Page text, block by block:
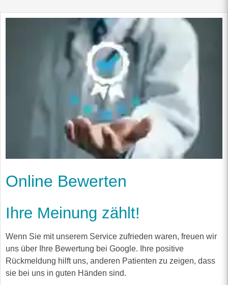
Online Bewerten
Ihre Meinung zählt!
Wenn Sie mit unserem Service zufrieden waren, freuen wir
uns über Ihre Bewertung bei Google. Ihre positive
Rückmeldung hilft uns, anderen Patienten zu zeigen, dass
sie bei uns in guten Händen sind.